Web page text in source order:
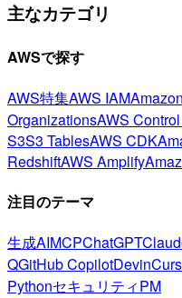
主なカテゴリ
AWSで探す
AWS特集AWS IAM
OrganizationsAWS
S3S3 TablesAWS CDK
RedshiftAWS Amplify
注目のテーマ
生成AIMCPChatGPT
QGitHub CopilotDevin
PythonセキュリティPM